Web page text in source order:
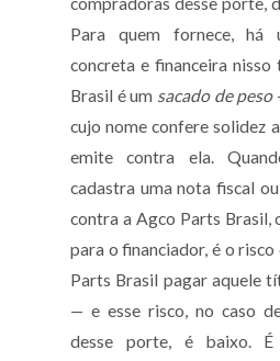
Para quem fornece, há
concreta e financeira
Brasil é um sacado de peso
cujo nome confere solidez
emite contra ela.
cadastra uma nota fiscal
contra a Agco Parts Brasil,
para o financiador, é o
Parts Brasil pagar aquele
— e esse risco, no caso
desse porte, é baixo. É